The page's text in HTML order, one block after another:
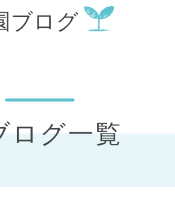
川崎市 (9) 横須賀市
芦屋市(1)
ブログ
ブログ一覧